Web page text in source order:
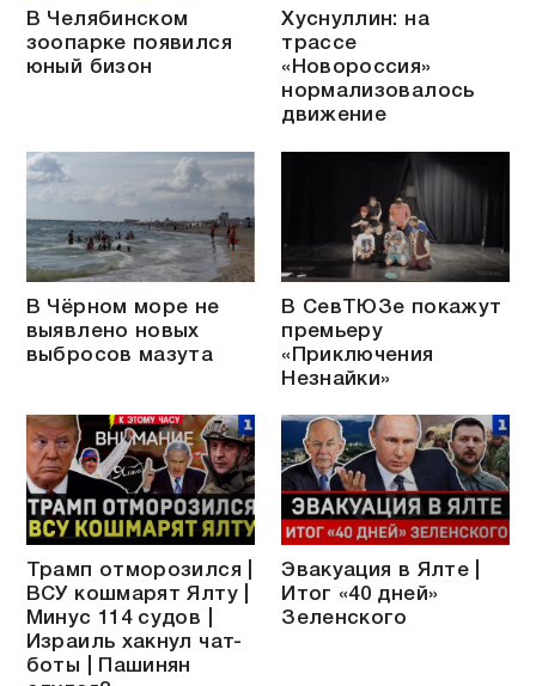
В Челябинском
зоопарке появился
юный бизон
Хуснуллин: на
трассе
«Новороссия»
нормализовалось
движение
В Чёрном море не
выявлено новых
выбросов мазута
В СевТЮЗе покажут
премьеру
«Приключения
Незнайки»
Трамп отморозился |
ВСУ кошмарят Ялту |
Минус 114 судов |
Израиль хакнул чат-
боты | Пашинян
Эвакуация в Ялте |
Итог «40 дней»
Зеленского